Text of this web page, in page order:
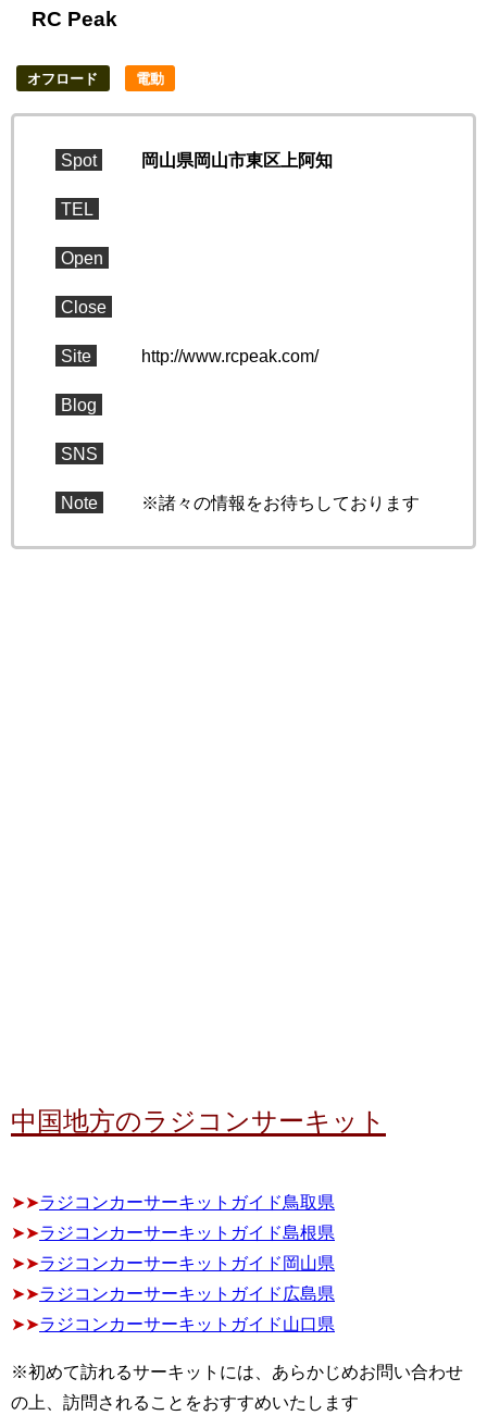
RC Peak
オフロード 電動
Spot 岡山県岡山市東区上阿知
TEL
Open
Close
Site http://www.rcpeak.com/
Blog
SNS
Note ※諸々の情報をお待ちしております
中国地方のラジコンサーキット
➤➤ラジコンカーサーキットガイド鳥取県
➤➤ラジコンカーサーキットガイド島根県
➤➤ラジコンカーサーキットガイド岡山県
➤➤ラジコンカーサーキットガイド広島県
➤➤ラジコンカーサーキットガイド山口県
※初めて訪れるサーキットには、あらかじめお問い合わせ
の上、訪問されることをおすすめいたします